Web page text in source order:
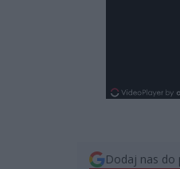
Dodaj nas do